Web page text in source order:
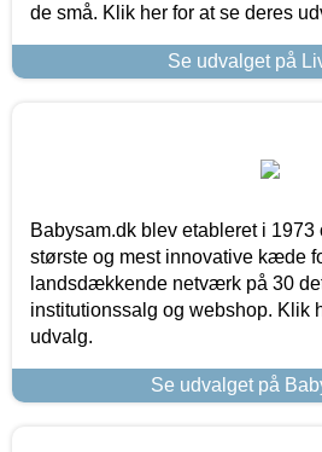
de små. Klik her for at se deres
Se udvalget på
Babysam.dk blev etableret i 1973
største og mest innovative kæde
landsdækkende netværk på 30
institutionssalg og webshop. Klik
udvalg.
Se udvalget på